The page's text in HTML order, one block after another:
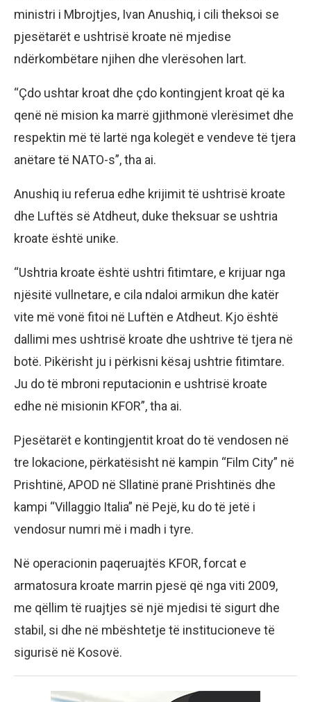
ministri i Mbrojtjes, Ivan Anushiq, i cili theksoi se
pjesëtarët e ushtrisë kroate në mjedise
ndërkombëtare njihen dhe vlerësohen lart.
“Çdo ushtar kroat dhe çdo kontingjent kroat që ka
qenë në mision ka marrë gjithmonë vlerësimet dhe
respektin më të lartë nga kolegët e vendeve të tjera
anëtare të NATO-s”, tha ai.
Anushiq iu referua edhe krijimit të ushtrisë kroate
dhe Luftës së Atdheut, duke theksuar se ushtria
kroate është unike.
“Ushtria kroate është ushtri fitimtare, e krijuar nga
njësitë vullnetare, e cila ndaloi armikun dhe katër
vite më vonë fitoi në Luftën e Atdheut. Kjo është
dallimi mes ushtrisë kroate dhe ushtrive të tjera në
botë. Pikërisht ju i përkisni kësaj ushtrie fitimtare.
Ju do të mbroni reputacionin e ushtrisë kroate
edhe në misionin KFOR”, tha ai.
Pjesëtarët e kontingjentit kroat do të vendosen në
tre lokacione, përkatësisht në kampin “Film City” në
Prishtinë, APOD në Sllatinë pranë Prishtinës dhe
kampi “Villaggio Italia” në Pejë, ku do të jetë i
vendosur numri më i madh i tyre.
Në operacionin paqeruajtës KFOR, forcat e
armatosura kroate marrin pjesë që nga viti 2009,
me qëllim të ruajtjes së një mjedisi të sigurt dhe
stabil, si dhe në mbështetje të institucioneve të
sigurisë në Kosovë.